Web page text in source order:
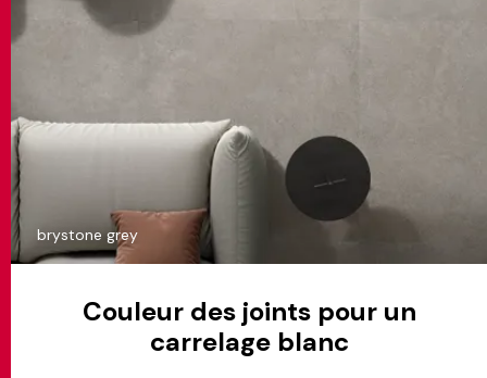
brystone grey
Couleur des joints pour un
carrelage blanc